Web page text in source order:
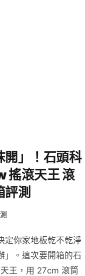
開」！石頭科
搖滾天王 滾
評測
定你家地板乾不乾淨
」。這次要開箱的石
王，用 27cm 滾筒